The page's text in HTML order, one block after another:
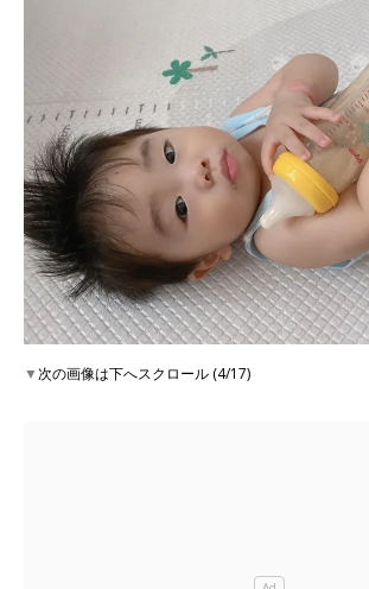
▼次の画像は下へスクロール (4/17)